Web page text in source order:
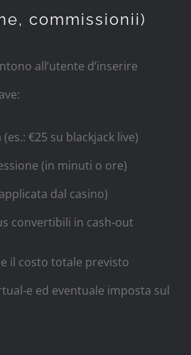
commissionii)
all’utente d’inserire
€25 su blackjack live)
(in minuti o ore)
dal casino)
convertibili in cash‑out
il costo totale previsto
ed eventuale imposta sul